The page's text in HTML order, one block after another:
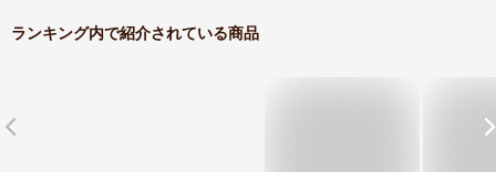
ランキング内で紹介されている商品